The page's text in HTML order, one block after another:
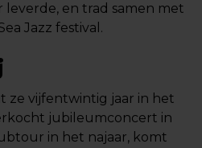
leverde, en trad samen met
Jazz festival.
ze vijfentwintig jaar in het
jubileumconcert in
in het najaar, komt